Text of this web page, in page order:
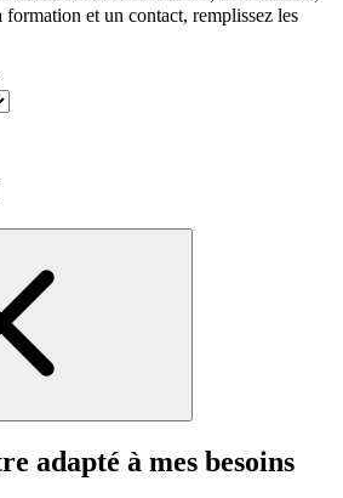
et un contact, remplissez les
adapté à mes besoins